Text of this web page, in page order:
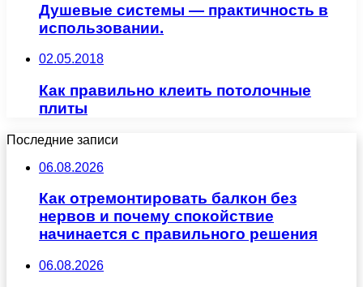
Душевые системы — практичность в
использовании.
02.05.2018
Как правильно клеить потолочные
плиты
Последние записи
06.08.2026
Как отремонтировать балкон без
нервов и почему спокойствие
начинается с правильного решения
06.08.2026